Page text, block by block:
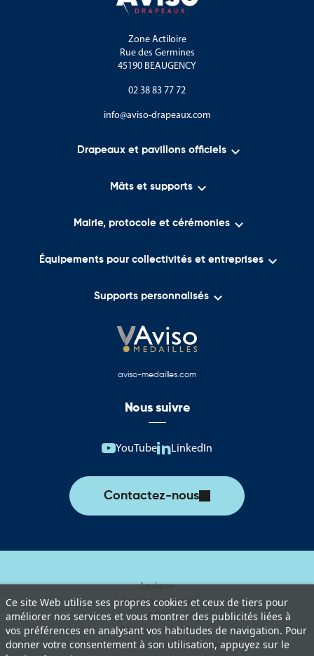
Zone Actiloire
Rue des Germines
45190 BEAUGENCY
02 38 83 77 72
info@aviso-drapeaux.com
Drapeaux et pavillons officiels 
Mâts et supports 
Mairie, protocole et cérémonies 
Équipements pour collectivités et entreprises 
Supports personnalisés 
Ce site Web utilise ses propres cookies et ceux de tiers pour
améliorer nos services et vous montrer des publicités liées à
vos préférences en analysant vos habitudes de navigation. Pour
donner votre consentement à son utilisation, appuyez sur le
aviso-medailles.com
Nous suivre
YouTube LinkedIn
Contactez-nous
Lexique
Livraison et retours
C.G.V
Mentions légales
Politique de protection des données